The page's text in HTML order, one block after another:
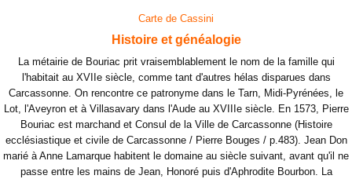
Carte de Cassini
Histoire et généalogie
La métairie de Bouriac prit vraisemblablement le nom de la famille qui
l'habitait au XVIIe siècle, comme tant d'autres hélas disparues dans
Carcassonne. On rencontre ce patronyme dans le Tarn, Midi-Pyrénées, le
Lot, l'Aveyron et à Villasavary dans l'Aude au XVIIIe siècle. En 1573, Pierre
Bouriac est marchand et Consul de la Ville de Carcassonne (Histoire
ecclésiastique et civile de Carcassonne / Pierre Bouges / p.483). Jean Don
marié à Anne Lamarque habitent le domaine au siècle suivant, avant qu'il ne
passe entre les mains de Jean, Honoré puis d'Aphrodite Bourbon. La